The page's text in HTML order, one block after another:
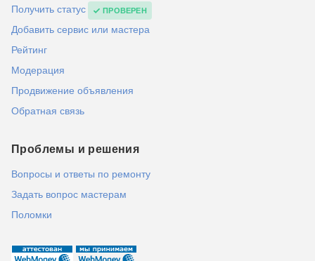
Получить статус ПРОВЕРЕН
Добавить сервис или мастера
Рейтинг
Модерация
Продвижение объявления
Обратная связь
Проблемы и решения
Вопросы и ответы по ремонту
Задать вопрос мастерам
Поломки